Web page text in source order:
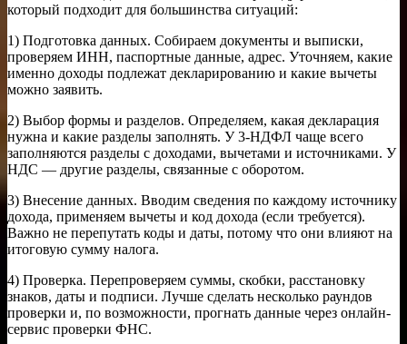
который подходит для большинства ситуаций:
1) Подготовка данных. Собираем документы и выписки,
проверяем ИНН, паспортные данные, адрес. Уточняем, какие
именно доходы подлежат декларированию и какие вычеты
можно заявить.
2) Выбор формы и разделов. Определяем, какая декларация
нужна и какие разделы заполнять. У 3-НДФЛ чаще всего
заполняются разделы с доходами, вычетами и источниками. У
НДС — другие разделы, связанные с оборотом.
3) Внесение данных. Вводим сведения по каждому источнику
дохода, применяем вычеты и код дохода (если требуется).
Важно не перепутать коды и даты, потому что они влияют на
итоговую сумму налога.
4) Проверка. Перепроверяем суммы, скобки, расстановку
знаков, даты и подписи. Лучше сделать несколько раундов
проверки и, по возможности, прогнать данные через онлайн-
сервис проверки ФНС.